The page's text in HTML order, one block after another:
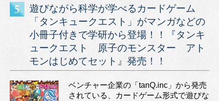
遊びながら科学が学べるカードゲーム
「タンキュークエスト」がマンガなどの
小冊子付きで学研から登場！！『タンキ
ュークエスト 原子のモンスター アト
モンはじめてセット』発売！！
ベンチャー企業の「tanQ.inc」から発売
されている、カードゲーム形式で遊びな